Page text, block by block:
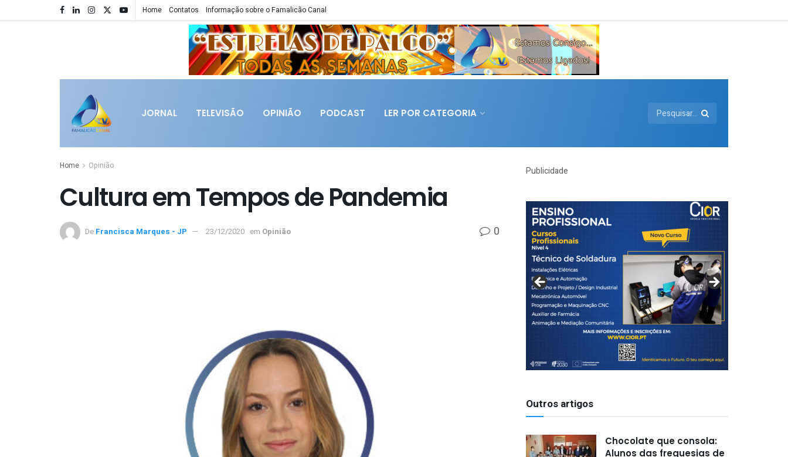
Home Contatos Informação sobre o Famalicão Canal
JORNAL TELEVISÃO OPINIÃO PODCAST LER POR CATEGORIA
Home Opinião
Cultura em Tempos de Pandemia
De Francisca Marques - JP 23/12/2020 em Opinião 0
Publicidade
Outros artigos
Chocolate que consola:
Alunos das freguesias de